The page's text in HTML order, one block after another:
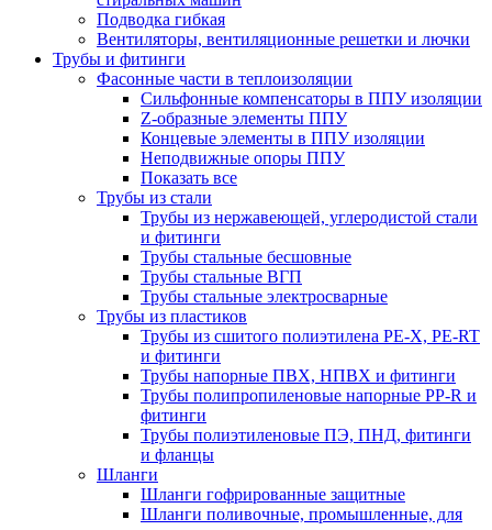
Подводка гибкая
Вентиляторы, вентиляционные решетки и лючки
Трубы и фитинги
Фасонные части в теплоизоляции
Cильфонные компенсаторы в ППУ изоляции
Z-образные элементы ППУ
Концевые элементы в ППУ изоляции
Неподвижные опоры ППУ
Показать все
Трубы из стали
Трубы из нержавеющей, углеродистой стали
и фитинги
Трубы стальные бесшовные
Трубы стальные ВГП
Трубы стальные электросварные
Трубы из пластиков
Трубы из сшитого полиэтилена PE-X, PE-RT
и фитинги
Трубы напорные ПВХ, НПВХ и фитинги
Трубы полипропиленовые напорные PP-R и
фитинги
Трубы полиэтиленовые ПЭ, ПНД, фитинги
и фланцы
Шланги
Шланги гофрированные защитные
Шланги поливочные, промышленные, для